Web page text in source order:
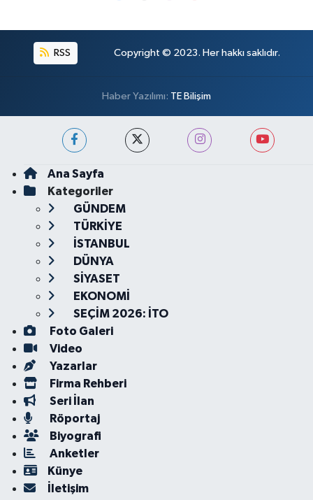
RSS Copyright © 2023. Her hakkı saklıdır.
Haber Yazılımı: TE Bilişim
Ana Sayfa
Kategoriler
GÜNDEM
TÜRKİYE
İSTANBUL
DÜNYA
SİYASET
EKONOMİ
SEÇİM 2026: İTO
Foto Galeri
Video
Yazarlar
Firma Rehberi
Seri İlan
Röportaj
Biyografi
Anketler
Künye
İletişim